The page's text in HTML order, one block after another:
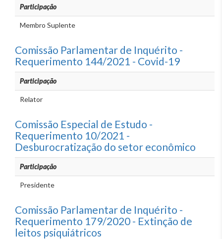
Participação
Membro Suplente
Comissão Parlamentar de Inquérito -
Requerimento 144/2021 - Covid-19
Participação
Relator
Comissão Especial de Estudo -
Requerimento 10/2021 -
Desburocratização do setor econômico
Participação
Presidente
Comissão Parlamentar de Inquérito -
Requerimento 179/2020 - Extinção de
leitos psiquiátricos